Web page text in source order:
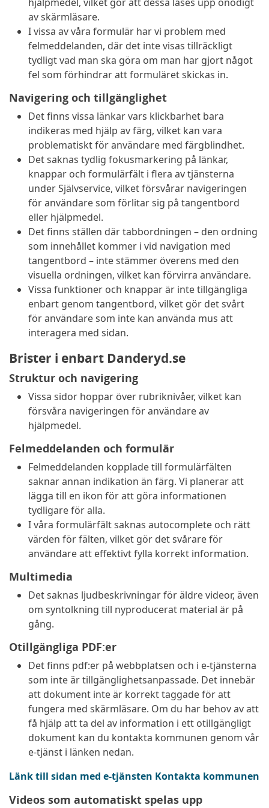
av skärmläsare.
I vissa av våra formulär har vi problem med
felmeddelanden, där det inte visas tillräckligt
tydligt vad man ska göra om man har gjort något
fel som förhindrar att formuläret skickas in.
Navigering och tillgänglighet
Det finns vissa länkar vars klickbarhet bara
indikeras med hjälp av färg, vilket kan vara
problematiskt för användare med färgblindhet.
Det saknas tydlig fokusmarkering på länkar,
knappar och formulärfält i flera av tjänsterna
under Självservice, vilket försvårar navigeringen
för användare som förlitar sig på tangentbord
eller hjälpmedel.
Det finns ställen där tabbordningen – den ordning
som innehållet kommer i vid navigation med
tangentbord – inte stämmer överens med den
visuella ordningen, vilket kan förvirra användare.
Vissa funktioner och knappar är inte tillgängliga
enbart genom tangentbord, vilket gör det svårt
för användare som inte kan använda mus att
interagera med sidan.
Brister i enbart Danderyd.se
Struktur och navigering
Vissa sidor hoppar över rubriknivåer, vilket kan
försvåra navigeringen för användare av
hjälpmedel.
Felmeddelanden och formulär
Felmeddelanden kopplade till formulärfälten
saknar annan indikation än färg. Vi planerar att
lägga till en ikon för att göra informationen
tydligare för alla.
I våra formulärfält saknas autocomplete och rätt
värden för fälten, vilket gör det svårare för
användare att effektivt fylla korrekt information.
Multimedia
Det saknas ljudbeskrivningar för äldre videor, även
om syntolkning till nyproducerat material är på
gång.
Otillgängliga PDF:er
Det finns pdf:er på webbplatsen och i e-tjänsterna
som inte är tillgänglighetsanpassade. Det innebär
att dokument inte är korrekt taggade för att
fungera med skärmläsare. Om du har behov av att
få hjälp att ta del av information i ett otillgängligt
dokument kan du kontakta kommunen genom vår
e-tjänst i länken nedan.
Länk till sidan med e-tjänsten Kontakta kommunen
Videos som automatiskt spelas upp